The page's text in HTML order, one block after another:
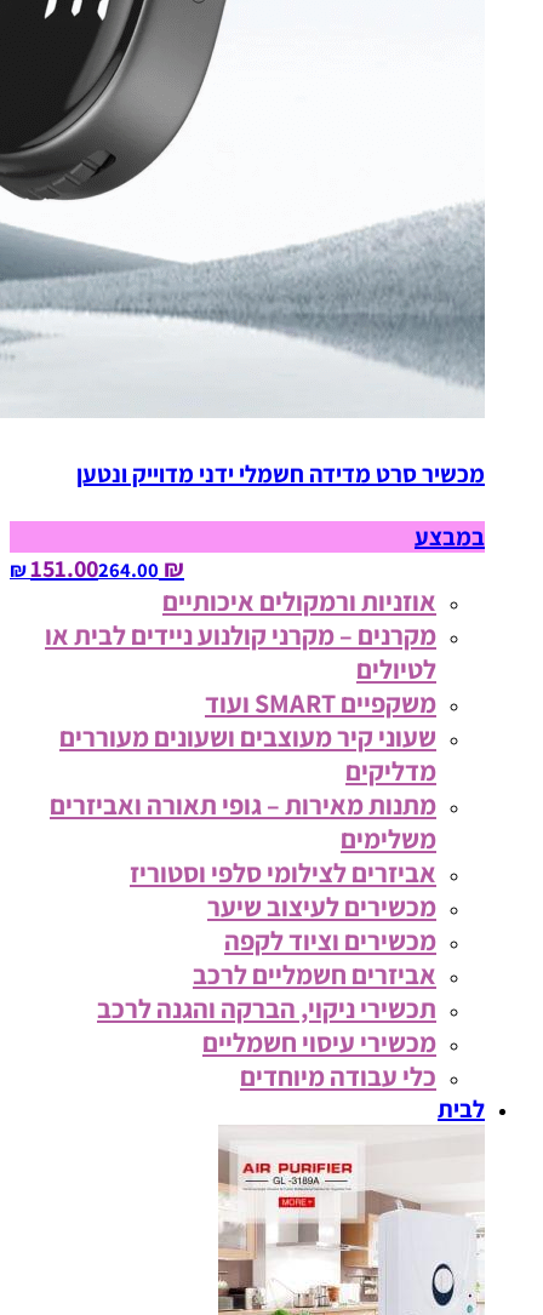
מכשיר סרט מדידה חשמלי ידני מדוייק ונטען
במבצע
₪ 151.00
264.00‏ ₪
אוזניות ורמקולים איכותיים
מקרנים – מקרני קולנוע ניידים לבית או
לטיולים
משקפיים SMART ועוד
שעוני קיר מעוצבים ושעונים מעוררים
מדליקים
מתנות מאירות – גופי תאורה ואביזרים
משלימים
אביזרים לצילומי סלפי וסטוריז
מכשירים לעיצוב שיער
מכשירים וציוד לקפה
אביזרים חשמליים לרכב
תכשירי ניקוי, הברקה והגנה לרכב
מכשירי עיסוי חשמליים
כלי עבודה מיוחדים
לבית